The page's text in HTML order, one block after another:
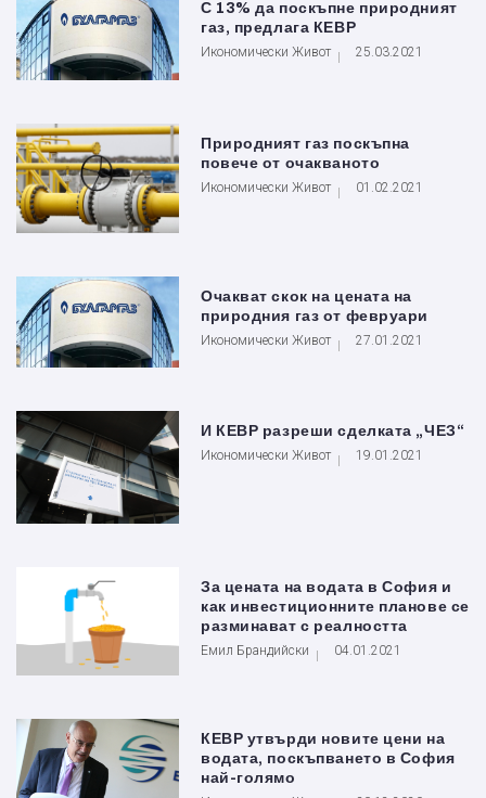
С 13% да поскъпне природният
газ, предлага КЕВР
Икономически Живот 25.03.2021
Природният газ поскъпна
повече от очакваното
Икономически Живот 01.02.2021
Очакват скок на цената на
природния газ от февруари
Икономически Живот 27.01.2021
И КЕВР разреши сделката „ЧЕЗ“
Икономически Живот 19.01.2021
За цената на водата в София и
как инвестиционните планове се
разминават с реалността
Емил Брандийски 04.01.2021
КЕВР утвърди новите цени на
водата, поскъпването в София
най-голямо